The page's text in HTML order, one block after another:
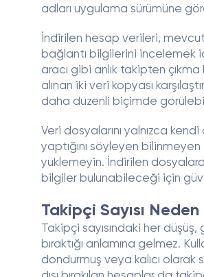
adları uygulama sürümüne
İndirilen hesap verileri,
bağlantı bilgilerini incelemek
aracı gibi anlık takipten
alınan iki veri kopyası
daha düzenli biçimde
Veri dosyalarını yalnızca kendi
yaptığını söyleyen
yüklemeyin. İndirilen
bilgiler bulunabileceği için
Takipçi Sayısı
Takipçi sayısındaki her
bıraktığı anlamına gelmez.
dondurmuş veya kalıcı